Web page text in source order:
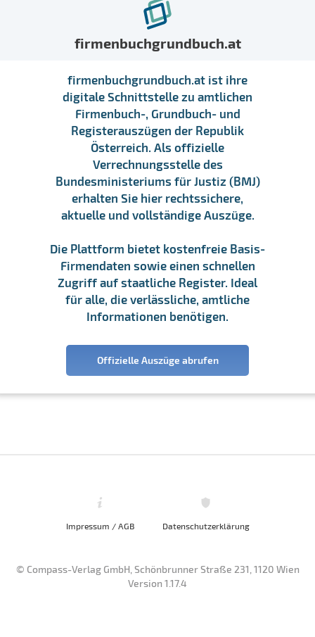
firmenbuchgrundbuch.at
firmenbuchgrundbuch.at ist ihre
digitale Schnittstelle zu amtlichen
Firmenbuch-, Grundbuch- und
Registerauszügen der Republik
Österreich. Als offizielle
Verrechnungsstelle des
Bundesministeriums für Justiz (BMJ)
erhalten Sie hier rechtssichere,
aktuelle und vollständige Auszüge.
Die Plattform bietet kostenfreie Basis-
Firmendaten sowie einen schnellen
Zugriff auf staatliche Register. Ideal
für alle, die verlässliche, amtliche
Informationen benötigen.
Offizielle Auszüge abrufen
Impressum / AGB Datenschutzerklärung
© Compass-Verlag GmbH, Schönbrunner Straße 231, 1120 Wien
Version 1.17.4